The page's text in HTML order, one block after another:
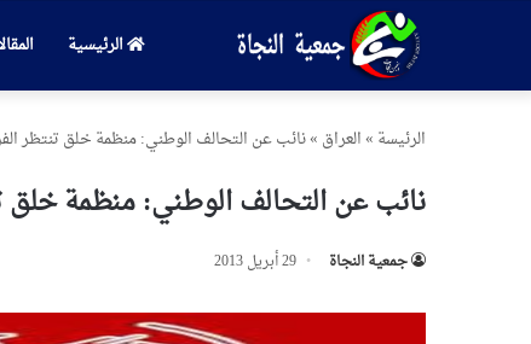
الرئيسية
الرئیسة »العراق »نائب عن التحالف الوطني: منظمة خلق تنتظر
نائب عن التحالف الوطني: منظمة خلق
جمعیة النجاة 29 أبريل 2013